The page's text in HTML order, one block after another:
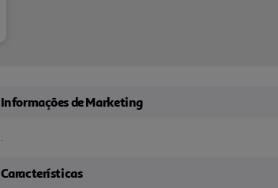
Informações de Marketing
.
Características